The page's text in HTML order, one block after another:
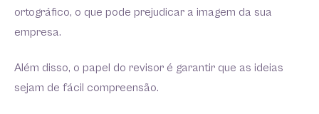
ortográfico, o que pode prejudicar a imagem da sua
empresa.
Além disso, o papel do revisor é garantir que as ideias
sejam de fácil compreensão.